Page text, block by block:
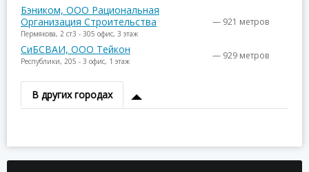
Бэником, ООО Рациональная
Организация Строительства
Пермякова, 2 ст3 - 305 офис, 3 этаж
— 921 метров
СиБСВАИ, ООО Тейкон
Республики, 205 - 3 офис, 1 этаж — 929 метров
В других городах